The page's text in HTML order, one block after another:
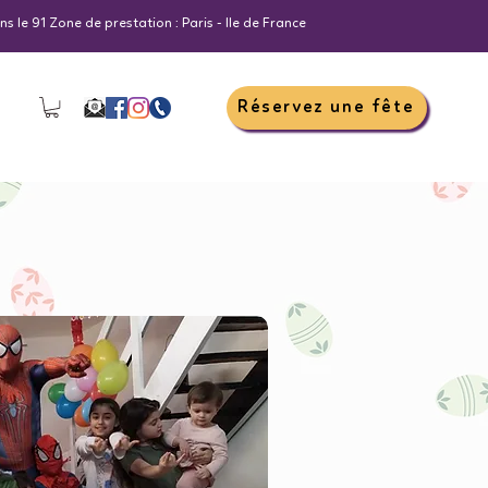
le 91 Zone de prestation : Paris - Ile de France
Réservez une fête